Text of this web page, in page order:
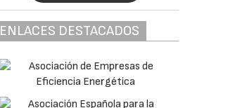
ENLACES DESTACADOS